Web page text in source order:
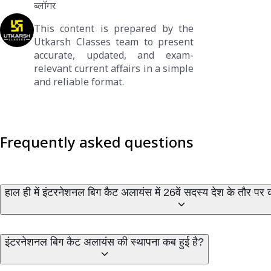
ब्लॉगर
This content is prepared by the
Utkarsh Classes team to present
accurate, updated, and exam-
relevant current affairs in a simple
and reliable format.
Frequently asked questions
हाल ही में इंटरनेशनल बिग कैट अलायंस में 26वें सदस्य देश के तौर पर
इंटरनेशनल बिग कैट अलायंस की स्थापना कब हुई है?